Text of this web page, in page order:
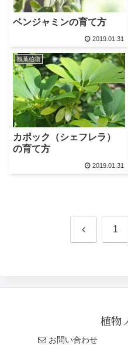
ベンジャミンの育て方
2019.01.31
観葉植物
カポック（シェフレラ）
の育て方
2019.01.31
前 1
植物
お問い合わせ